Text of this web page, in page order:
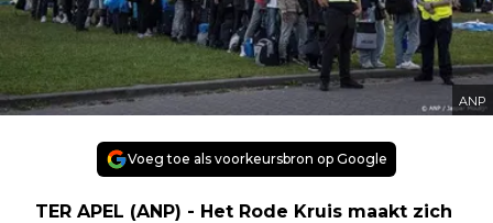
ANP
Voeg toe als voorkeursbron op Google
TER APEL (ANP) - Het Rode Kruis maakt zich